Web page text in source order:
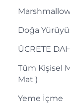
Doğa
ÜCRETE
Tüm Kişisel
Mat )
Yeme İçme